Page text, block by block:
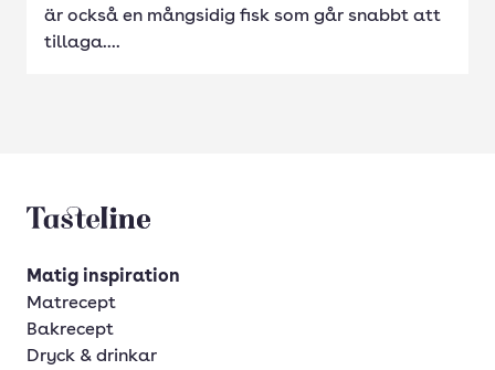
är också en mångsidig fisk som går snabbt att
tillaga....
Tasteline startsida
Matig inspiration
Matrecept
Bakrecept
Dryck & drinkar